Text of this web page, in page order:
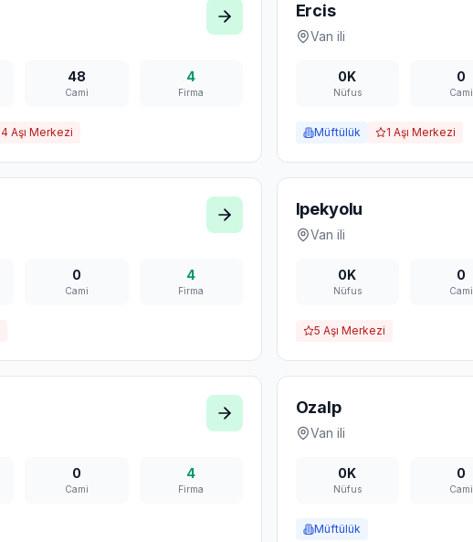
48
Cami
4
Firma
4 Aşı Merkezi
Ercis
Van ili
0K
Nüfus
0
Cami
Müftülük 1 Aşı Merkezi
0
Cami
4
Firma
Ipekyolu
Van ili
0K
Nüfus
0
Cami
5 Aşı Merkezi
0
Cami
4
Firma
Ozalp
Van ili
0K
Nüfus
0
Cami
Müftülük